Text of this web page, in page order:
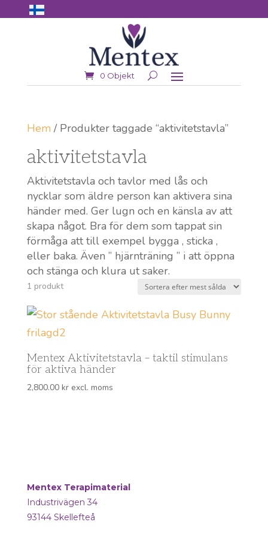
0 Objekt
Hem/ Produkter taggade “aktivitetstavla”
aktivitetstavla
Aktivitetstavla och tavlor med lås och
nycklar som äldre person kan aktivera sina
händer med. Ger lugn och en känsla av att
skapa något. Bra för dem som tappat sin
förmåga att till exempel bygga , sticka ,
eller baka. Även ” hjärnträning ” i att öppna
och stänga och klura ut saker.
1 produkt
Mentex Aktivitetstavla – taktil stimulans
för aktiva händer
2,800.00 krexcl. moms
Mentex Terapimaterial
Industrivägen 34
93144 Skellefteå